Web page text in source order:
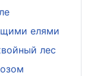
елями
лес